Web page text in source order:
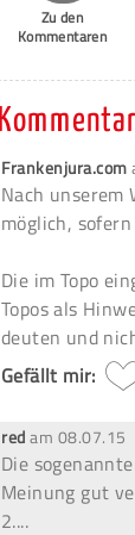
Zu den
Kommentaren
Frankenjura.com
Nach unserem
möglich,
Die im Topo
Topos als
deuten und
Gefällt mir:
redam 08.07.15
Die
Meinung gut
2....